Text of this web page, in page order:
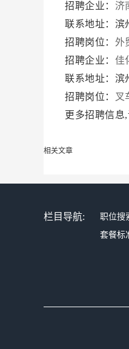
招聘企业： 济
联系地址：滨
招聘岗位： 外
招聘企业： 佳
联系地址：滨
招聘岗位： 叉
更多招聘信息,
相关文章
栏目导航: 职位搜
套餐标